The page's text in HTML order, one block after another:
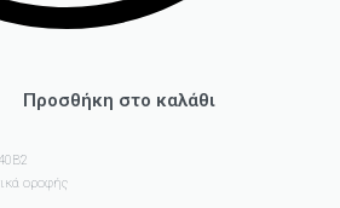
Προσθήκη στο καλάθι
οροφής